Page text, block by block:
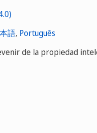
語, Português
de la propiedad